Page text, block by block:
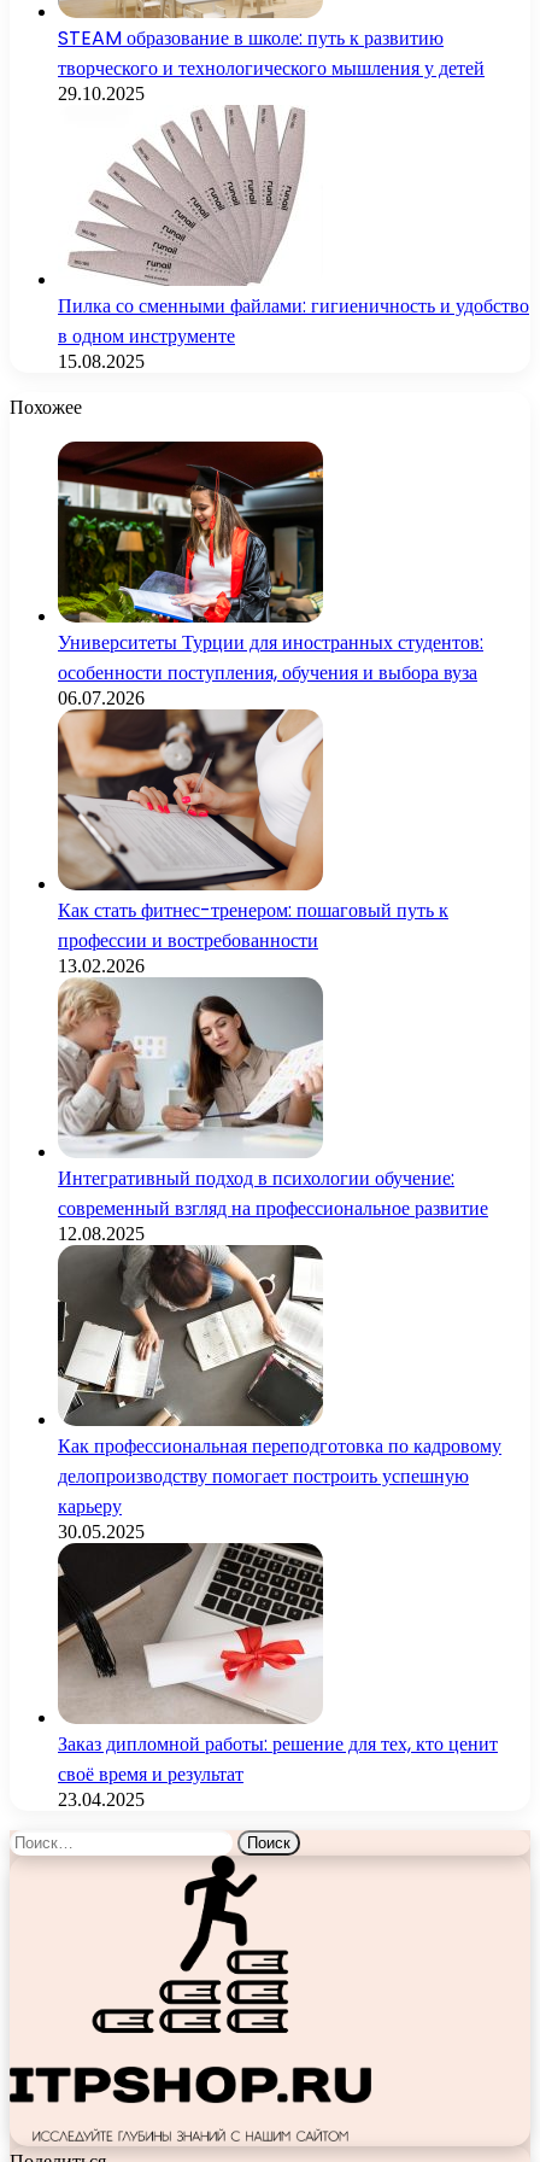
STEAM образование в школе: путь к развитию
творческого и технологического мышления у детей
29.10.2025
Пилка со сменными файлами: гигиеничность и удобство
в одном инструменте
15.08.2025
Похожее
Университеты Турции для иностранных студентов:
особенности поступления, обучения и выбора вуза
06.07.2026
Как стать фитнес-тренером: пошаговый путь к
профессии и востребованности
13.02.2026
Интегративный подход в психологии обучение:
современный взгляд на профессиональное развитие
12.08.2025
Как профессиональная переподготовка по кадровому
делопроизводству помогает построить успешную
карьеру
30.05.2025
Заказ дипломной работы: решение для тех, кто ценит
своё время и результат
23.04.2025
Найти: